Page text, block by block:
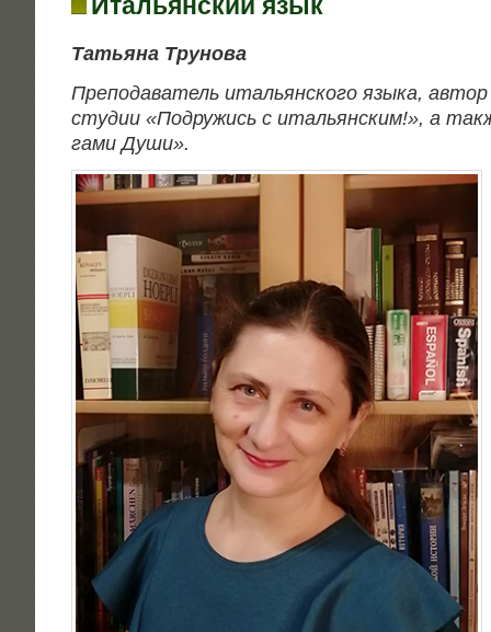
Татья­на Трунова
Пре­по­да­ва­тель ита­льян­ско­го язы­ка,
сту­дии «Подру­жись с ита­льян­ским!», а
га­ми Души».